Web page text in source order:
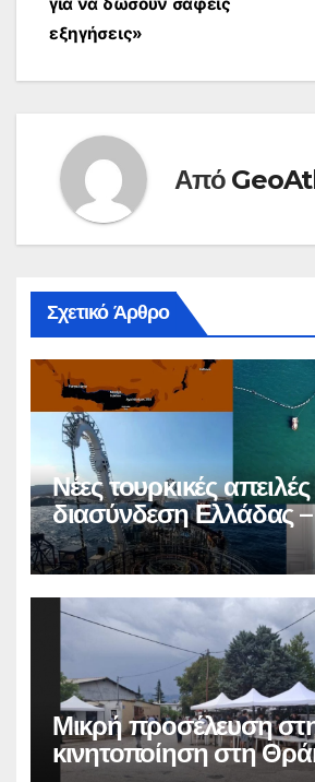
εξηγήσεις»
Από
Σχετικό Άρθρο
Νέες τουρκικές
διασύνδεση Ελλάδας
Ισραήλ
Μικρή προσέλευση
κινητοποίηση στη